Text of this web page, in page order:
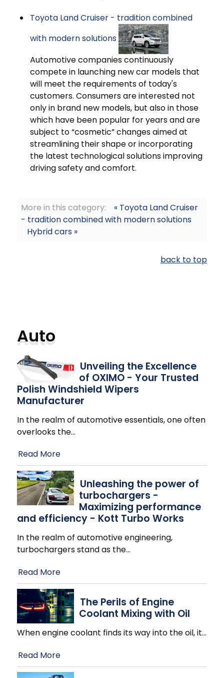
Toyota Land Cruiser - tradition combined
with modern solutions
Automotive companies continuously
compete in launching new car models that
will meet the requirements of today's
customers. Consumers are interested not
only in brand new models, but also in those
which have been popular for years and are
subject to “cosmetic” changes aimed at
streamlining their shape or incorporating
the latest technological solutions improving
driving safety and comfort.
More in this category:
« Toyota Land Cruiser
- tradition combined with modern solutions
Hybrid cars »
back to top
Auto
Unveiling the Excellence
of OXIMO - Your Trusted
Polish Windshield Wipers
Manufacturer
In the realm of automotive essentials, one often
overlooks the…
Read More
Unleashing the power of
turbochargers -
Maximizing performance
and efficiency - Kott Turbo Works
In the realm of automotive engineering,
turbochargers stand as the…
Read More
The Perils of Engine
Coolant Mixing with Oil
When engine coolant finds its way into the oil, it…
Read More